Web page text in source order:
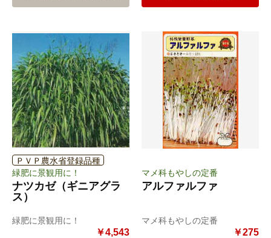
ＰＶＰ農水省登録品種
緑肥に景観用に！
ナツカゼ（ギニアグラ
ス）
緑肥に景観用に！
￥4,543
マメ科もやしの定番
アルファルファ
マメ科もやしの定番
￥275